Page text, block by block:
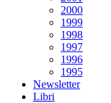
2000
1999
1998
1997
1996
1995
Newsletter
Libri